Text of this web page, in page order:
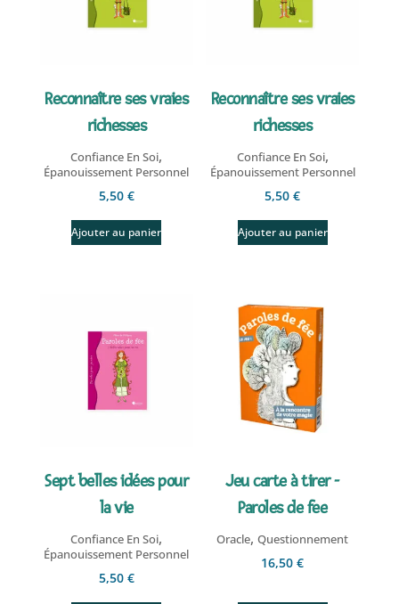
Reconnaître ses vraies
richesses
Confiance En Soi,
Épanouissement Personnel
5,50 €
Ajouter au panier
Reconnaître ses vraies
richesses
Confiance En Soi,
Épanouissement Personnel
5,50€
Ajouter au panier
Sept belles idées pour
la vie
Confiance En Soi,
Épanouissement Personnel
5,50 €
Jeu carte à tirer -
Paroles de fee
Oracle,Questionnement
16,50€